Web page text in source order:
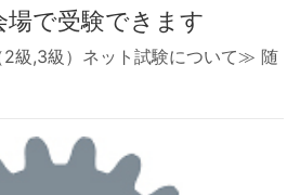
場で受験できます
級,3級）ネット試験について≫ 随